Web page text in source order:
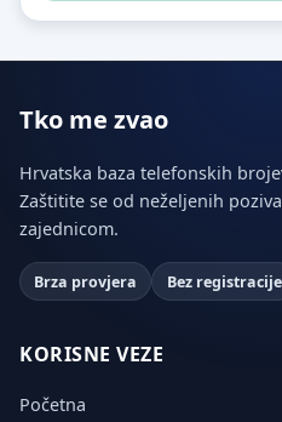
Tko me zvao
Hrvatska baza telefonskih
Zaštitite se od neželjenih
zajednicom.
Brza provjera Bez registracije
KORISNE VEZE
Početna